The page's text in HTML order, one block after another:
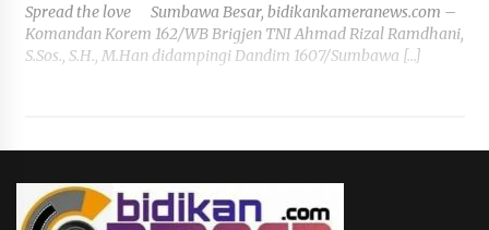
Spread the love Sumbawa Besar, bidikankameranews.com –
Komandan Korem 162/WB Brigjen TNI Ahmad Rizal Ramdhani,
S.Sos., S.H., M.Han didampingi Dandim 1607/Sumbawa […]